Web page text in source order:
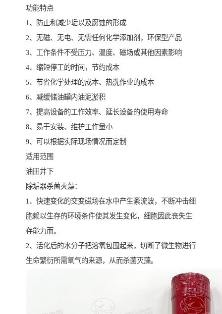
功能特点
1、防止和减少垢以及腐蚀的形成
2、无磁、无电、无需任何化学添加剂，环保型产品
3、工作条件不受压力、温度、磁场或其他因素影响
4、缩短停工的时间，节约成本
5、节省化学处理的成本、热洗作业的成本
6、减缓储油罐内油泥淤积
7、提高设备的工作效率、延长设备的使用寿命
8、易于安装、维护工作量小
9、可以根据实际现场情况而定制
适用范围
油田井下
除垢器杀菌灭藻：
1、快速变化的交变磁场在水中产生紊流波，不断冲击细
胞赖以生存的环境条件使其发生变化，细胞因此丧失生
存能力而。
2、活化后的水分子把溶氧包围起来，切断了微生物进行
生命繁衍所需氧气的来源，从而杀菌灭藻。